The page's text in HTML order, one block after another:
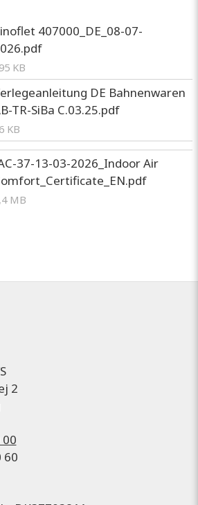
407000_DE_08-07-
KB
DE Bahnenwaren
TR-SiBa C.03.25.pdf
KB
37-13-03-2026_Indoor Air
MB
2
60